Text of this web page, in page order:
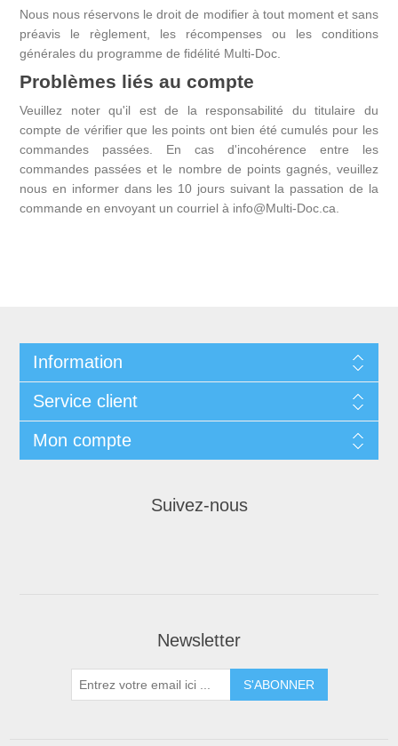
Nous nous réservons le droit de modifier à tout moment et sans
préavis le règlement, les récompenses ou les conditions
générales du programme de fidélité Multi-Doc.
Problèmes liés au compte
Veuillez noter qu'il est de la responsabilité du titulaire du
compte de vérifier que les points ont bien été cumulés pour les
commandes passées. En cas d'incohérence entre les
commandes passées et le nombre de points gagnés, veuillez
nous en informer dans les 10 jours suivant la passation de la
commande en envoyant un courriel à info@Multi-Doc.ca.
Information
Service client
Mon compte
Suivez-nous
Newsletter
S'ABONNER